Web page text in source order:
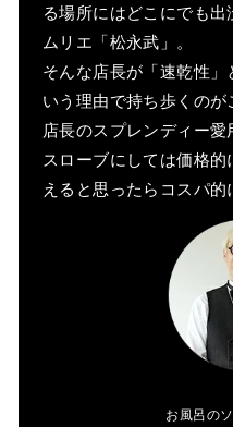
る場所にはどこにでも
ムリエ「松永武」。
そんな店長が「速乾性」
いう理由で持ち歩くのが
店長のスプレンディー
スローブにしては価格
えると思ったらコスパ的
お風呂の